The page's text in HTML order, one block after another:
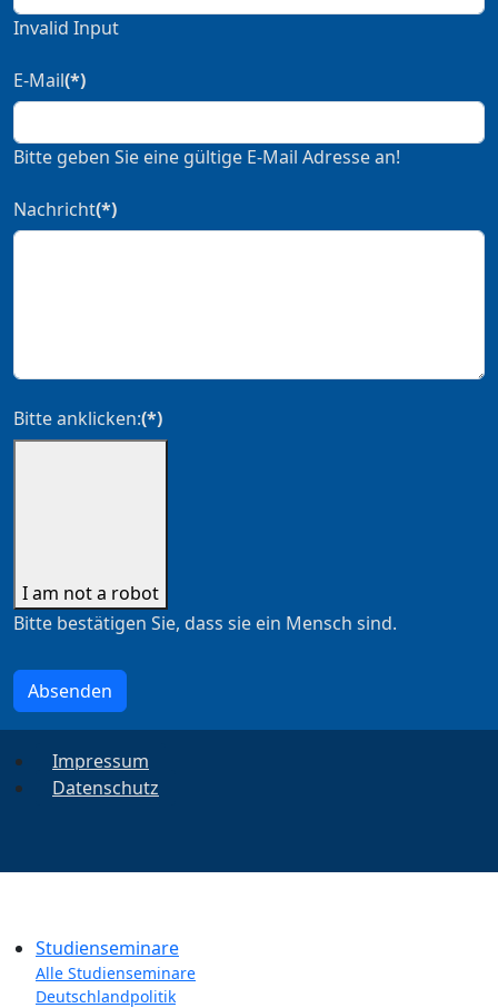
Invalid Input
E-Mail(*)
Bitte geben Sie eine gültige E-Mail Adresse an!
Nachricht(*)
Bitte anklicken:(*)
I am not a robot
Bitte bestätigen Sie, dass sie ein Mensch sind.
Absenden
Impressum
Datenschutz
Studienseminare
Alle Studienseminare
Deutschlandpolitik